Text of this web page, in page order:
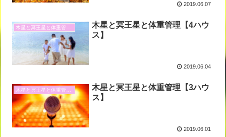
2019.06.07
木星と冥王星と体重管理と
木星と冥王星と体重管理【4ハウ
ス】
2019.06.04
木星と冥王星と体重管理と
木星と冥王星と体重管理【3ハウ
ス】
2019.06.01